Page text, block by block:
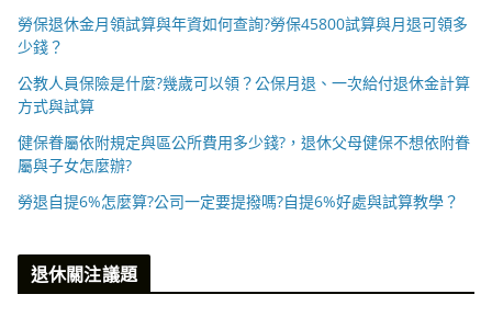
勞保退休金月領試算與年資如何查詢?勞保45800試算與月退可領多
少錢？
公教人員保險是什麼?幾歲可以領？公保月退、一次給付退休金計算
方式與試算
健保眷屬依附規定與區公所費用多少錢?，退休父母健保不想依附眷
屬與子女怎麼辦?
勞退自提6%怎麼算?公司一定要提撥嗎?自提6%好處與試算教學？
退休關注議題